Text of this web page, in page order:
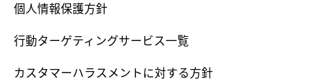
個人情報保護方針
行動ターゲティングサービス一覧
カスタマーハラスメントに対する方針